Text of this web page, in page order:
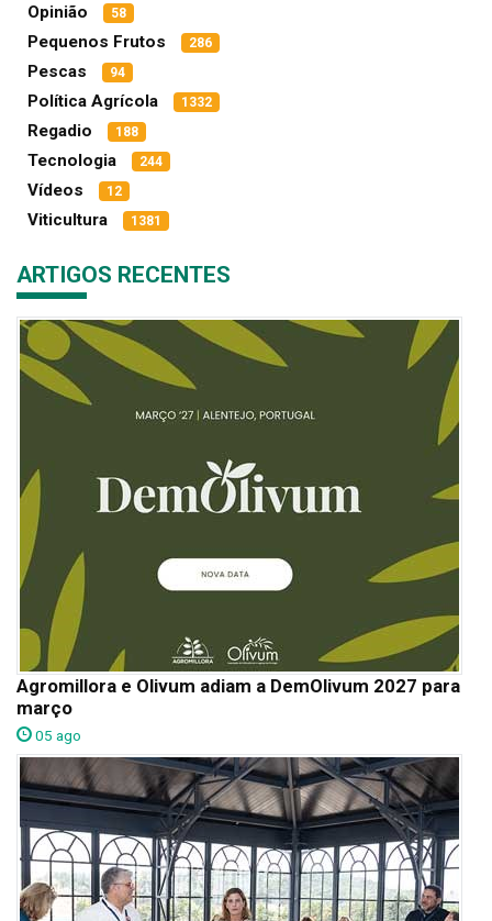
Opinião 58
Pequenos Frutos 286
Pescas 94
Política Agrícola 1332
Regadio 188
Tecnologia 244
Vídeos 12
Viticultura 1381
ARTIGOS RECENTES
Agromillora e Olivum adiam a DemOlivum 2027 para
março
05 ago